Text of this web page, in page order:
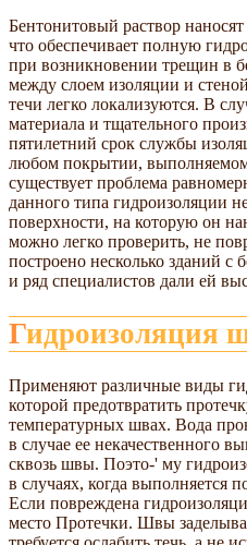
Бентонитовый раствор
что обеспечивает полную
при возникновении трещин в
между слоем изоляции и
течи легко локализуются. В
материала и тщательного
пятилетний срок службы
любом покрытии,
существует проблема
данного типа гидроизоляции
поверхности, на которую он
можно легко проверить, не
построено несколько зданий с
и ряд специалистов дали ей
Гидроизоляция
Применяют различные виды
которой предотвратить
температурных швах. Вода
в случае ее некачественного
сквозь швы. Поэто-' му
в случаях, когда выполняется
Если повреждена
место Протечки. Швы